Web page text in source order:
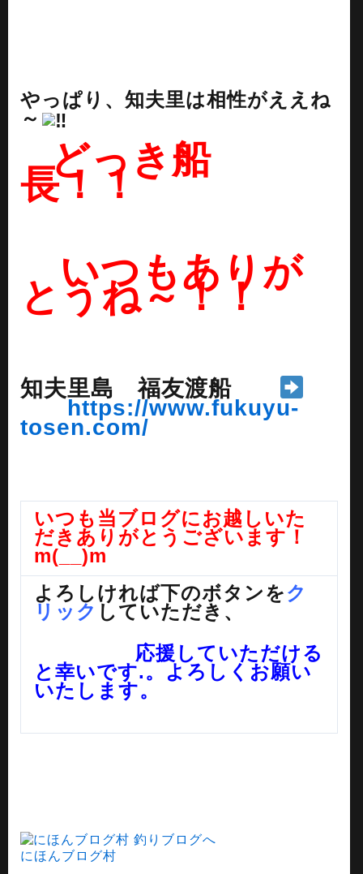
やっぱり、知夫里は相性がええね
～
どっき船
長！！
いつもありが
とうね～！！
知夫里島 福友渡船
https://www.fukuyu-
tosen.com/
いつも当ブログにお越しいた
だきありがとうございます！
m(__)m
よろしければ下のボタンをク
リック していただき、
応援していただける
と幸いです.。
よろしくお願い
いたします。
にほんブログ村